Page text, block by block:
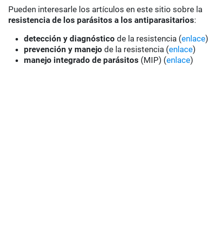
Pueden interesarle los artículos en este sitio sobre la
resistencia de los parásitos a los antiparasitarios:
detección y diagnóstico de la resistencia (enlace)
prevención y manejo de la resistencia (enlace)
manejo integrado de parásitos (MIP) (enlace)